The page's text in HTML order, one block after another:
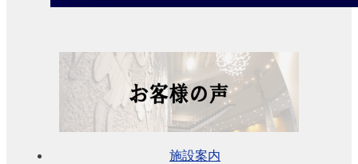
展
示
ビ
施設案内